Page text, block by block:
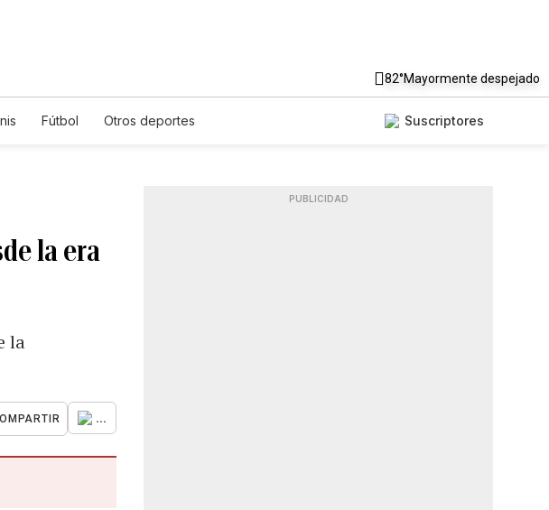
82°Mayormente despejado
Fútbol Otros deportes Suscriptores
la era
la
...
PUBLICIDAD